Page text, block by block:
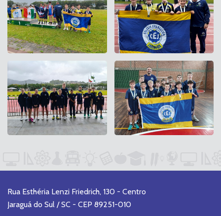
Rua Esthéria Lenzi Friedrich, 130 - Centro
Jaraguá do Sul / SC - CEP 89251-010